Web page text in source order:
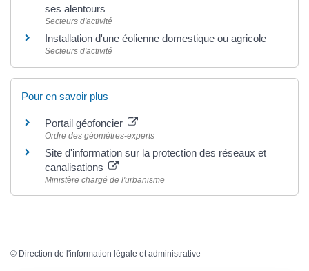
ses alentours
Secteurs d'activité
Installation d'une éolienne domestique ou agricole
Secteurs d'activité
Pour en savoir plus
Portail géofoncier
Ordre des géomètres-experts
Site d'information sur la protection des réseaux et
canalisations
Ministère chargé de l'urbanisme
© Direction de l'information légale et administrative